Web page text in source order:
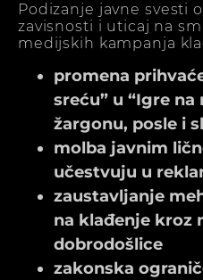
Podizanje javne svesti
zavisnosti i uticaj na
medijskih kampanja
promena
sreću” u “Igre na
žargonu, posle i
molba javnim
učestvuju u
zaustavljanje
na klađenje kroz
dobrodošlice
zakonska